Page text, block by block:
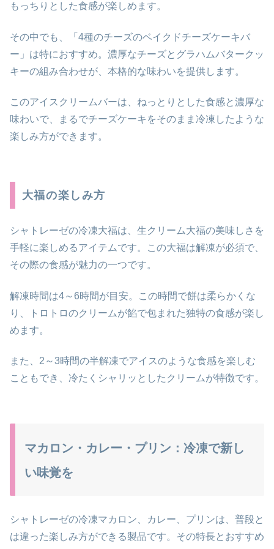
もっちりとした食感が楽しめます。
その中でも、「4種のチーズのベイクドチーズケーキバ
ー」は特におすすめ。濃厚なチーズとグラハムバタークッ
キーの組み合わせが、本格的な味わいを提供します。
このアイスクリームバーは、ねっとりとした食感と濃厚な
味わいで、まるでチーズケーキをそのまま冷凍したような
楽しみ方ができます。
大福の楽しみ方
シャトレーゼの冷凍大福は、生クリーム大福の美味しさを
手軽に楽しめるアイテムです。この大福は解凍が必須で、
その際の食感が魅力の一つです。
解凍時間は4～6時間が目安。この時間で餅は柔らかくな
り、トロトロのクリームが餡で包まれた独特の食感が楽し
めます。
また、2～3時間の半解凍でアイスのような食感を楽しむ
こともでき、冷たくシャリッとしたクリームが特徴です。
マカロン・カレー・プリン：冷凍で新し
い味覚を
シャトレーゼの冷凍マカロン、カレー、プリンは、普段と
は違った楽しみ方ができる製品です。その特長とおすすめ